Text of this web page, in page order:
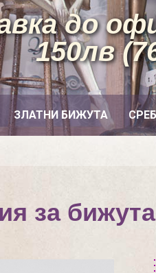
ЗЛАТНИ БИЖУТА
до
150лв
за